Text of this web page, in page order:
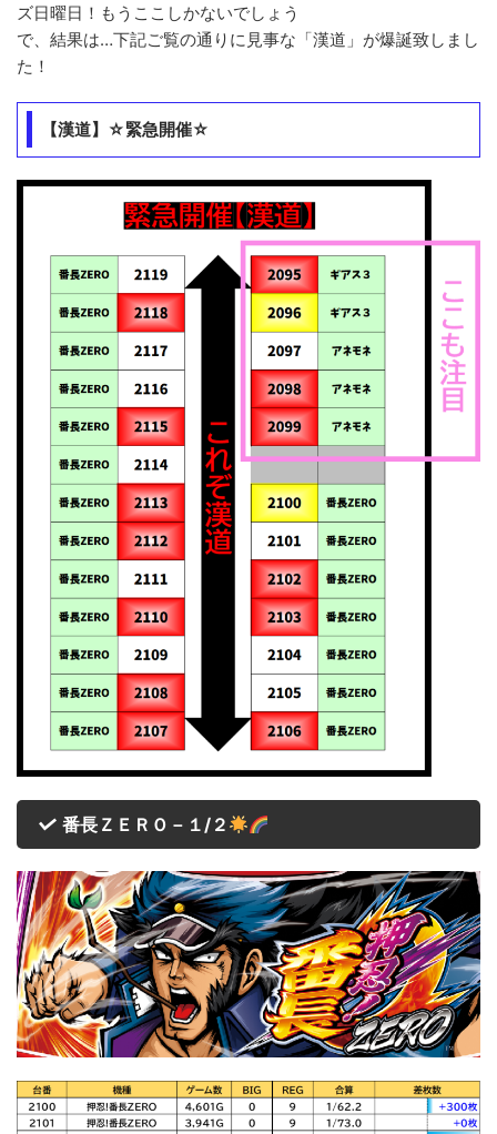
ズ日曜日！もうここしかないでしょう
で、結果は…下記ご覧の通りに見事な「漢道」が爆誕致しまし
た！
【漢道】☆緊急開催☆
番長ＺＥＲＯ－１/２